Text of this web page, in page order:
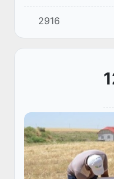
маълум қилди.
2916